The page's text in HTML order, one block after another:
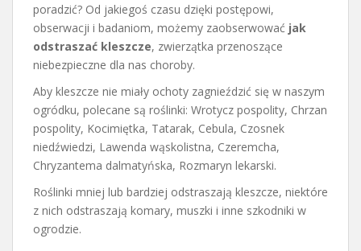
poradzić? Od jakiegoś czasu dzięki postępowi,
obserwacji i badaniom, możemy zaobserwować jak
odstraszać kleszcze, zwierzątka przenoszące
niebezpieczne dla nas choroby.
Aby kleszcze nie miały ochoty zagnieździć się w naszym
ogródku, polecane są roślinki: Wrotycz pospolity, Chrzan
pospolity, Kocimiętka, Tatarak, Cebula, Czosnek
niedźwiedzi, Lawenda wąskolistna, Czeremcha,
Chryzantema dalmatyńska, Rozmaryn lekarski.
Roślinki mniej lub bardziej odstraszają kleszcze, niektóre
z nich odstraszają komary, muszki i inne szkodniki w
ogrodzie.